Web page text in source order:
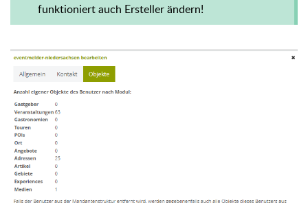
funktioniert auch Ersteller ändern!